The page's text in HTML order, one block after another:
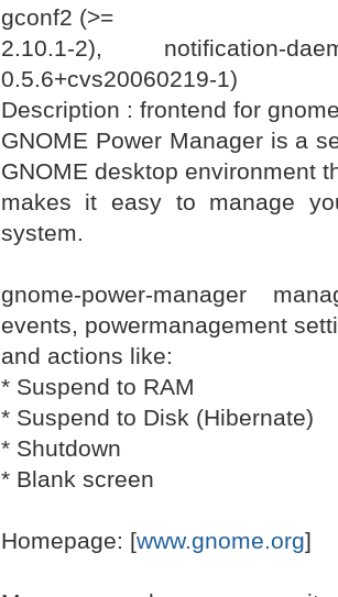
gconf2 (>=
2.10.1-2), notification-
0.5.6+cvs20060219-1)
Description : frontend for
GNOME Power Manager is a
GNOME desktop environment
makes it easy to manage
system.
gnome-power-manager
events, powermanagement
and actions like:
* Suspend to RAM
* Suspend to Disk (Hibernate)
* Shutdown
* Blank screen
Homepage: [www.gnome.org]